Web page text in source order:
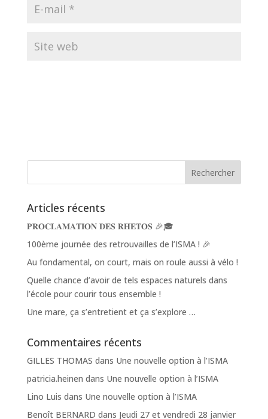
Articles récents
𝐏𝐑𝐎𝐂𝐋𝐀𝐌𝐀𝐓𝐈𝐎𝐍 𝐃𝐄𝐒 𝐑𝐇𝐄𝐓𝐎𝐒 🎉🎓
100ème journée des retrouvailles de l’ISMA ! 🎉
Au fondamental, on court, mais on roule aussi à vélo !
Quelle chance d’avoir de tels espaces naturels dans
l’école pour courir tous ensemble !
Une mare, ça s’entretient et ça s’explore …
Commentaires récents
GILLES THOMAS dans Une nouvelle option à l’ISMA
patricia.heinen dans Une nouvelle option à l’ISMA
Lino Luis dans Une nouvelle option à l’ISMA
Benoît BERNARD dans Jeudi 27 et vendredi 28 janvier